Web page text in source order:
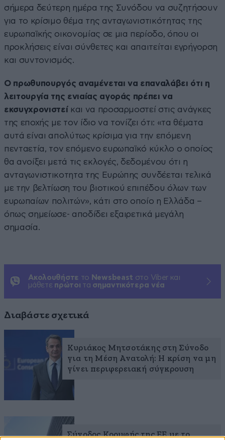
σήμερα δεύτερη ημέρα της Συνόδου να συζητήσουν
για το κρίσιμο θέμα της ανταγωνιστικότητας της
ευρωπαϊκής οικονομίας σε μια περίοδο, όπου οι
προκλήσεις είναι σύνθετες και απαιτείται εγρήγορση
και συντονισμός.
Ο πρωθυπουργός αναμένεται να επαναλάβει ότι η
λειτουργία της ενιαίας αγοράς πρέπει να
εκσυγχρονιστείκαι να προσαρμοστεί στις ανάγκες
της εποχής με τον ίδιο να τονίζει ότι: «τα θέματα
αυτά είναι απολύτως κρίσιμα για την επόμενη
πενταετία, τον επόμενο ευρωπαϊκό κύκλο ο οποίος
θα ανοίξει μετά τις εκλογές, δεδομένου ότι η
ανταγωνιστικοτητα της Ευρώπης συνδέεται τελικά
με την βελτίωση του βιοτικού επιπέδου όλων των
ευρωπαίων πολιτών», κάτι στο οποίο η Ελλάδα –
όπως σημείωσε- αποδίδει εξαιρετικά μεγάλη
σημασία.
Ακολουθήστε το Newsbeast στο Viber και
μάθετε πρώτοι τα σημαντικότερα νέα
Διαβάστε σχετικά
Κυριάκος Μητσοτάκης στη Σύνοδο
για τη Μέση Ανατολή: Η κρίση να μη
γίνει περιφερειακή σύγκρουση
Σύνοδος Κορυφής της ΕΕ με το